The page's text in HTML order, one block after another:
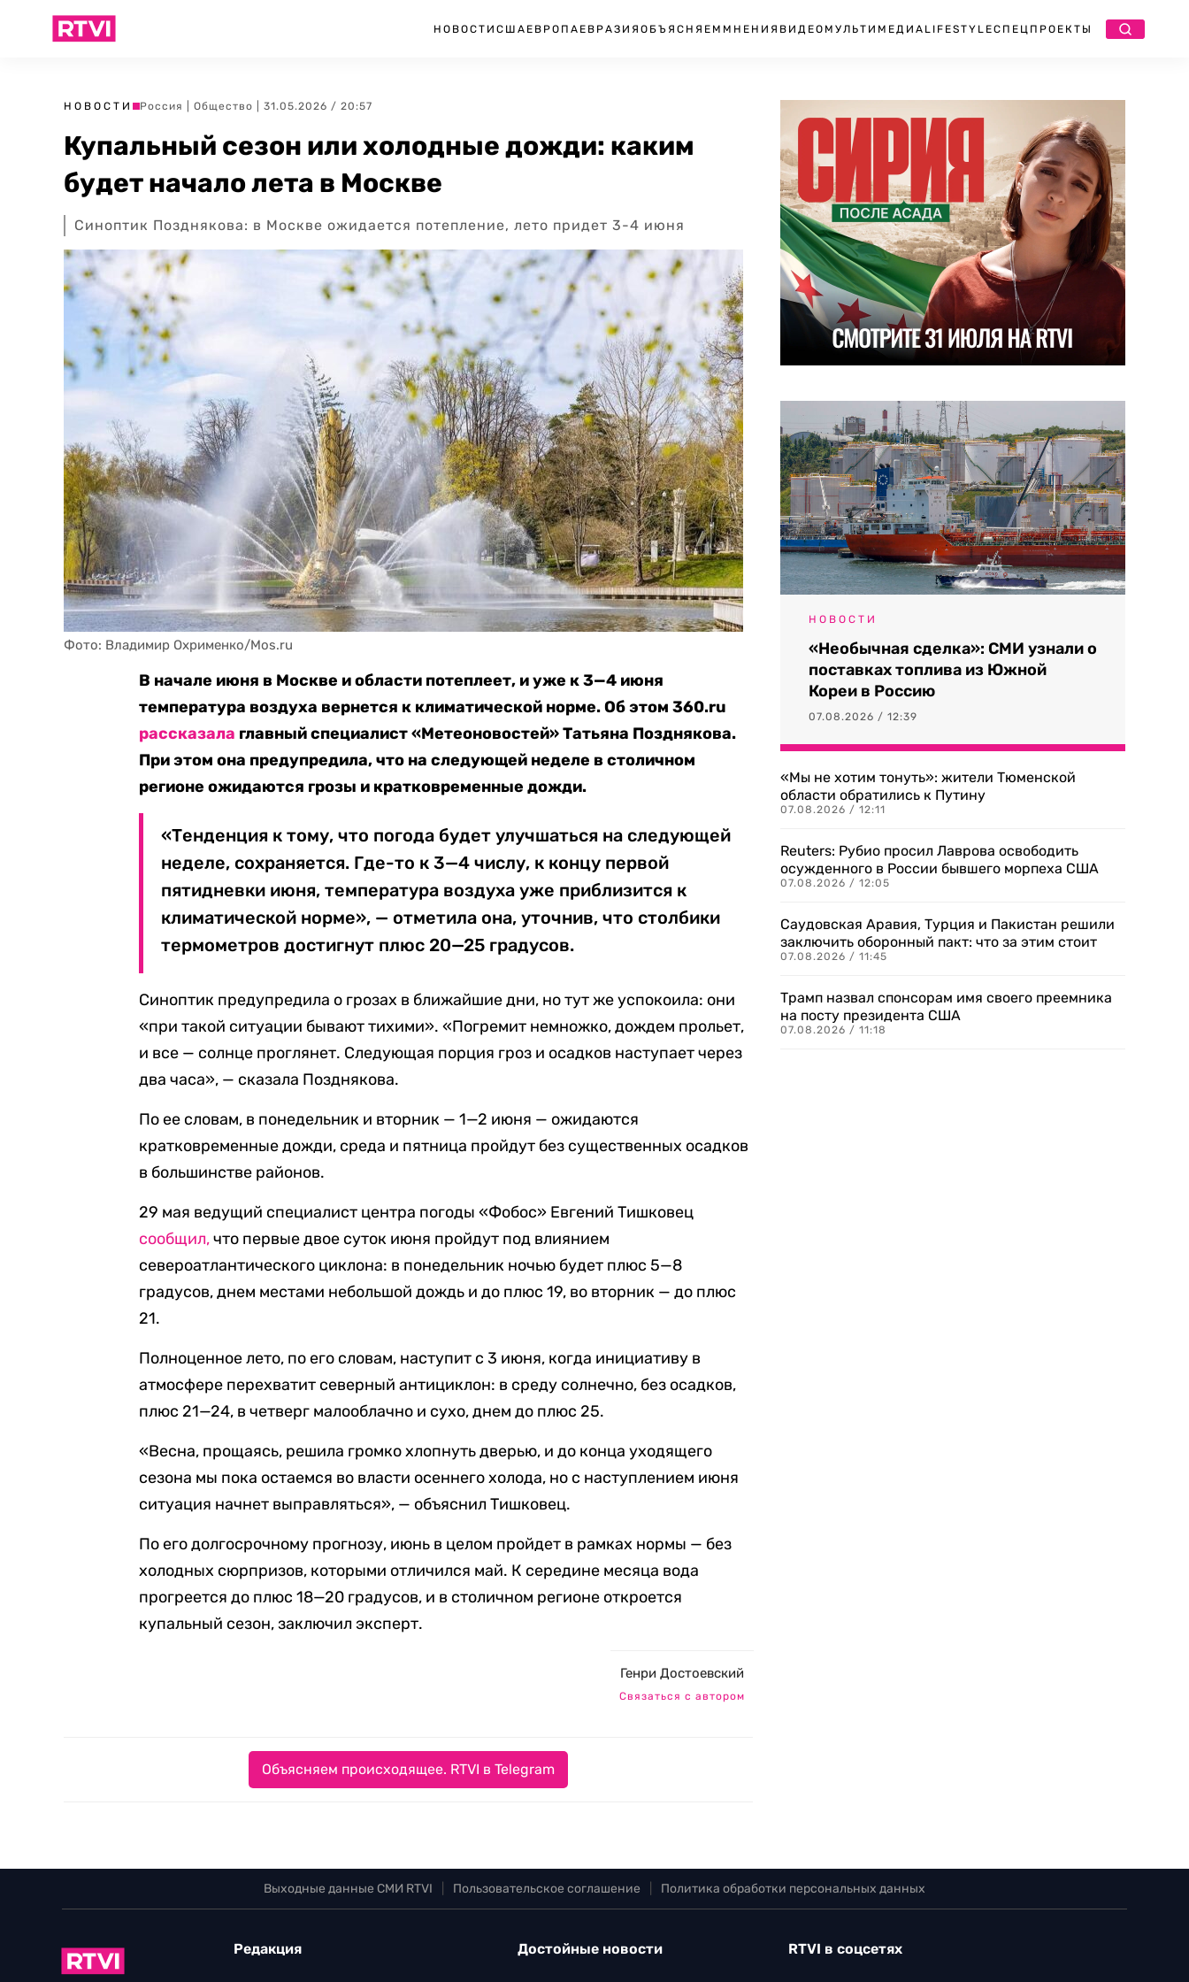
НОВОСТИ США ЕВРОПА ЕВРАЗИЯ ОБЪЯСНЯЕМ МНЕНИЯ ВИДЕО МУЛЬТИМЕДИА LIFESTYLEСПЕЦПРОЕКТЫ
НОВОСТИ Россия Общество | 31.05.2026 / 20:57
Купальный сезон или холодные дожди: каким
будет начало лета в Москве
Синоптик Позднякова: в Москве ожидается потепление, лето придет 3-4 июня
Фото: Владимир Охрименко/Mos.ru
В начале июня в Москве и области потеплеет, и уже к 3—4 июня
температура воздуха вернется к климатической норме. Об этом 360.ru
рассказала главный специалист «Метеоновостей» Татьяна Позднякова.
При этом она предупредила, что на следующей неделе в столичном
регионе ожидаются грозы и кратковременные дожди.
«Тенденция к тому, что погода будет улучшаться на следующей
неделе, сохраняется. Где-то к 3—4 числу, к концу первой
пятидневки июня, температура воздуха уже приблизится к
климатической норме», — отметила она, уточнив, что столбики
термометров достигнут плюс 20—25 градусов.
Синоптик предупредила о грозах в ближайшие дни, но тут же успокоила: они
«при такой ситуации бывают тихими». «Погремит немножко, дождем прольет,
и все — солнце проглянет. Следующая порция гроз и осадков наступает через
два часа», — сказала Позднякова.
По ее словам, в понедельник и вторник — 1—2 июня — ожидаются
кратковременные дожди, среда и пятница пройдут без существенных осадков
в большинстве районов.
29 мая ведущий специалист центра погоды «Фобос» Евгений Тишковец
сообщил,что первые двое суток июня пройдут под влиянием
североатлантического циклона: в понедельник ночью будет плюс 5—8
градусов, днем местами небольшой дождь и до плюс 19, во вторник — до плюс
21.
Полноценное лето, по его словам, наступит с 3 июня, когда инициативу в
атмосфере перехватит северный антициклон: в среду солнечно, без осадков,
плюс 21—24, в четверг малооблачно и сухо, днем до плюс 25.
«Весна, прощаясь, решила громко хлопнуть дверью, и до конца уходящего
сезона мы пока остаемся во власти осеннего холода, но с наступлением июня
ситуация начнет выправляться», — объяснил Тишковец.
По его долгосрочному прогнозу, июнь в целом пройдет в рамках нормы — без
холодных сюрпризов, которыми отличился май. К середине месяца вода
прогреется до плюс 18—20 градусов, и в столичном регионе откроется
купальный сезон, заключил эксперт.
Генри Достоевский
Связаться с автором
Объясняем происходящее. RTVI в Telegram
НОВОСТИ
«Необычная сделка»: СМИ узнали о
поставках топлива из Южной
Кореи в Россию
07.08.2026 / 12:39
«Мы не хотим тонуть»: жители Тюменской
области обратились к Путину
07.08.2026 / 12:11
Reuters: Рубио просил Лаврова освободить
осужденного в России бывшего морпеха США
07.08.2026 / 12:05
Саудовская Аравия, Турция и Пакистан решили
заключить оборонный пакт: что за этим стоит
07.08.2026 / 11:45
Трамп назвал спонсорам имя своего преемника
на посту президента США
07.08.2026 / 11:18
Выходные данные СМИ RTVI Пользовательское соглашение Политика обработки персональных данных
Редакция Достойные новости RTVI в соцсетях